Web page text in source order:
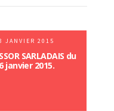
JANVIER 2015
SARLADAIS du
janvier 2015.